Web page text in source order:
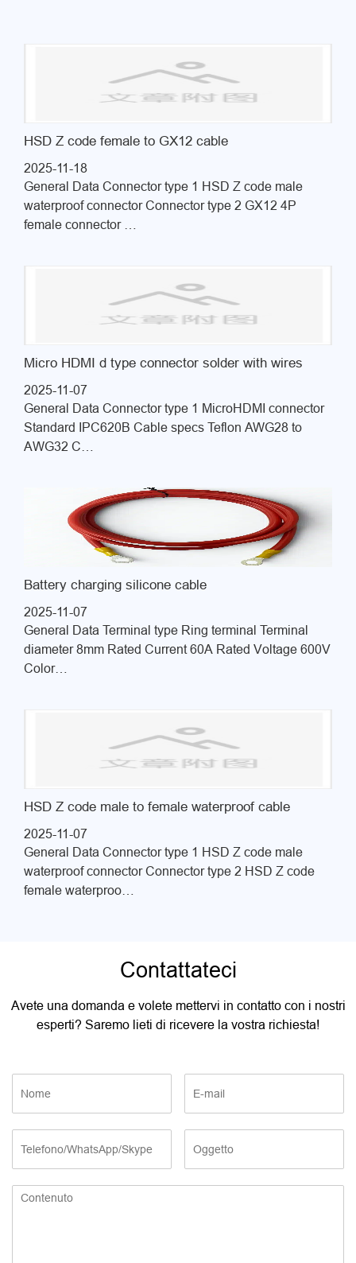
HSD Z code female to GX12 cable
2025-11-18
General Data Connector type 1 HSD Z code male
waterproof connector Connector type 2 GX12 4P
female connector …
Micro HDMI d type connector solder with wires
2025-11-07
General Data Connector type 1 MicroHDMI connector
Standard IPC620B Cable specs Teflon AWG28 to
AWG32 C…
Battery charging silicone cable
2025-11-07
General Data Terminal type Ring terminal Terminal
diameter 8mm Rated Current 60A Rated Voltage 600V
Color…
HSD Z code male to female waterproof cable
2025-11-07
General Data Connector type 1 HSD Z code male
waterproof connector Connector type 2 HSD Z code
female waterproo…
Contattateci
Avete una domanda e volete mettervi in contatto con i nostri
esperti? Saremo lieti di ricevere la vostra richiesta!